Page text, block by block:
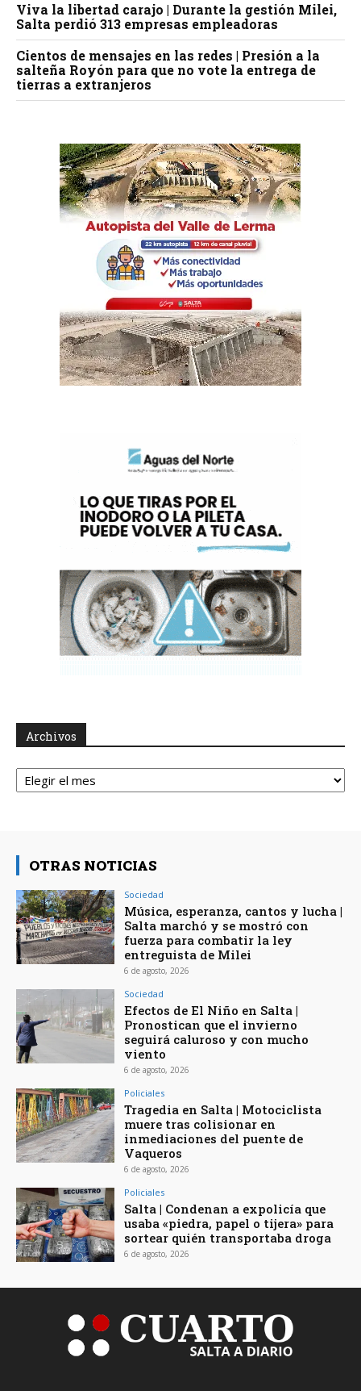
Viva la libertad carajo | Durante la gestión Milei,
Salta perdió 313 empresas empleadoras
Cientos de mensajes en las redes | Presión a la
salteña Royón para que no vote la entrega de
tierras a extranjeros
Archivos
Archivos
OTRAS NOTICIAS
Sociedad
Música, esperanza, cantos y lucha |
Salta marchó y se mostró con
fuerza para combatir la ley
entreguista de Milei
6 de agosto, 2026
Sociedad
Efectos de El Niño en Salta |
Pronostican que el invierno
seguirá caluroso y con mucho
viento
6 de agosto, 2026
Policiales
Tragedia en Salta | Motociclista
muere tras colisionar en
inmediaciones del puente de
Vaqueros
6 de agosto, 2026
Policiales
Salta | Condenan a expolicía que
usaba «piedra, papel o tijera» para
sortear quién transportaba droga
6 de agosto, 2026